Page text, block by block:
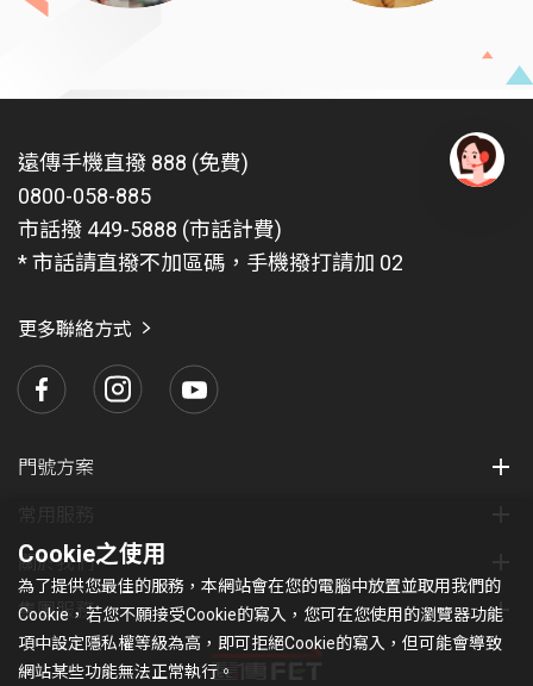
遠傳手機直撥 888 (免費)
0800-058-885
市話撥 449-5888 (市話計費)
* 市話請直撥不加區碼，手機撥打請加 02
更多聯絡方式
門號方案
關於我們
集團服務
Cookie之使用
為了提供您最佳的服務，本網站會在您的電腦中放置並取用我們的
Cookie，若您不願接受Cookie的寫入，您可在您使用的瀏覽器功能
項中設定隱私權等級為高，即可拒絕Cookie的寫入，但可能會導致
網站某些功能無法正常執行。